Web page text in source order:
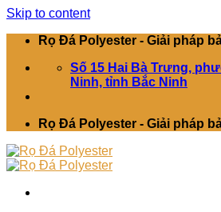
Skip to content
Rọ Đá Polyester - Giải pháp
Số 15 Hai Bà Trưng,
Ninh, tỉnh Bắc Ninh
Rọ Đá Polyester - Giải pháp